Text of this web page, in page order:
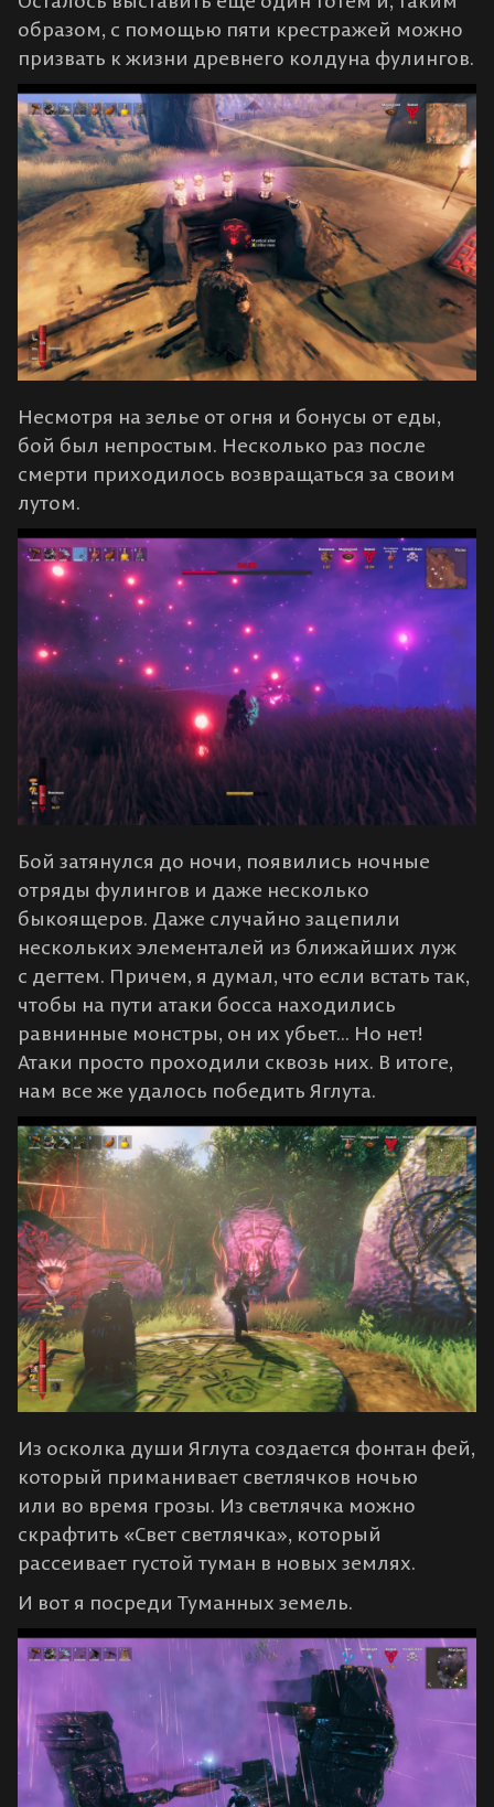
образом, с помощью пяти крестражей можно
призвать к жизни древнего колдуна фулингов.
Несмотря на зелье от огня и бонусы от еды,
бой был непростым. Несколько раз после
смерти приходилось возвращаться за своим
лутом.
Бой затянулся до ночи, появились ночные
отряды фулингов и даже несколько
быкоящеров. Даже случайно зацепили
нескольких элементалей из ближайших луж
с дегтем. Причем, я думал, что если встать так,
чтобы на пути атаки босса находились
равнинные монстры, он их убьет... Но нет!
Атаки просто проходили сквозь них. В итоге,
нам все же удалось победить Яглута.
Из осколка души Яглута создается фонтан фей,
который приманивает светлячков ночью
или во время грозы. Из светлячка можно
скрафтить «Свет светлячка», который
рассеивает густой туман в новых землях.
И вот я посреди Туманных земель.